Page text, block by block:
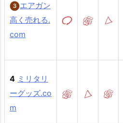
エアガン
高く売れる.
com
4 ミリタリ
ーグッズ.co
m